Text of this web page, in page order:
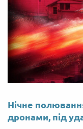
Нічне
дронами, під